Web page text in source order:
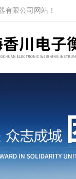
有限公司网站！